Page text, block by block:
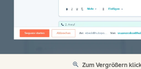
Zum Vergrößern